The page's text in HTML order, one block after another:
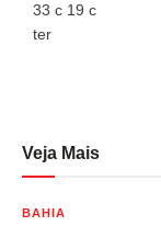
33 c 19 c
ter
Veja Mais
BAHIA